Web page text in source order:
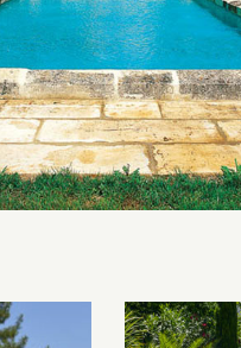
ou créer un ornement de pierres de taille.